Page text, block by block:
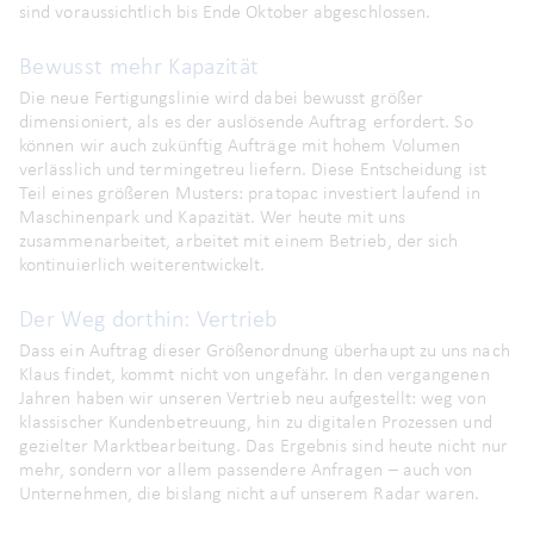
sind voraussichtlich bis Ende Oktober abgeschlossen.
Bewusst mehr Kapazität
Die neue Fertigungslinie wird dabei bewusst größer
dimensioniert, als es der auslösende Auftrag erfordert. So
können wir auch zukünftig Aufträge mit hohem Volumen
verlässlich und termingetreu liefern. Diese Entscheidung ist
Teil eines größeren Musters: pratopac investiert laufend in
Maschinenpark und Kapazität. Wer heute mit uns
zusammenarbeitet, arbeitet mit einem Betrieb, der sich
kontinuierlich weiterentwickelt.
Der Weg dorthin: Vertrieb
Dass ein Auftrag dieser Größenordnung überhaupt zu uns nach
Klaus findet, kommt nicht von ungefähr. In den vergangenen
Jahren haben wir unseren Vertrieb neu aufgestellt: weg von
klassischer Kundenbetreuung, hin zu digitalen Prozessen und
gezielter Marktbearbeitung. Das Ergebnis sind heute nicht nur
mehr, sondern vor allem passendere Anfragen – auch von
Unternehmen, die bislang nicht auf unserem Radar waren.